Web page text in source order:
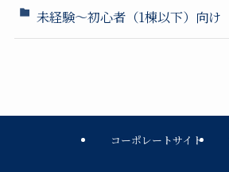
未経験～初心者（1棟以下）向け
コーポレートサイト